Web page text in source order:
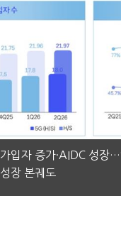
가입자 증가·AIDC 성장
성장 본궤도